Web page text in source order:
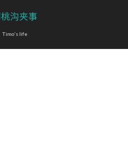
沟夹事
Timo's life